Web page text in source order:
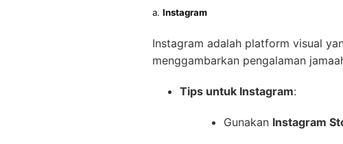
a. Instagram
Instagram adalah platform visual
menggambarkan pengalaman
Tips untuk Instagram:
Gunakan Instagram